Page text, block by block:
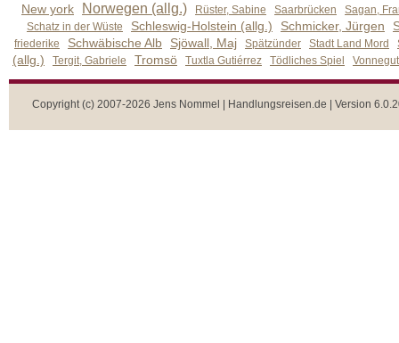
New york
Norwegen (allg.) Rüster, Sabine Saarbrücken
Sagan,
Schatz in der Wüste
Schleswig-Holstein (allg.) Schmicker, Jürgen
friederike Schwäbische Alb Sjöwall, Maj Spätzünder Stadt Land Mord
(allg.) Tergit, Gabriele Tromsö Tuxtla Gutiérrez Tödliches Spiel
Copyright (c) 2007-2026 Jens Nommel | Handlungsreisen.de | Version